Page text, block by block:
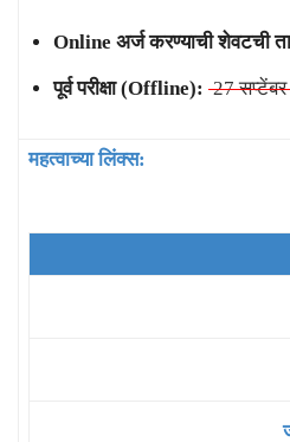
Online अर्ज करण्याची शेवटची
पूर्व परीक्षा (Offline): 27
महत्वाच्या लिंक्स: